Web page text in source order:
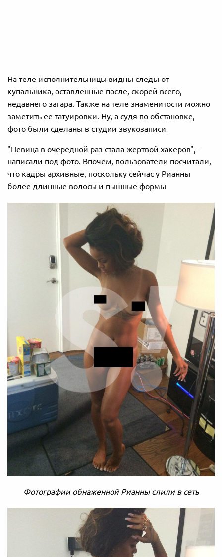
На теле исполнительницы видны следы от
купальника, оставленные после, скорей всего,
недавнего загара. Также на теле знаменитости можно
заметить ее татуировки. Ну, а судя по обстановке,
фото были сделаны в студии звукозаписи.
"Певица в очередной раз стала жертвой хакеров", -
написали под фото. Впочем, пользователи посчитали,
что кадры архивные, поскольку сейчас у Рианны
более длинные волосы и пышные формы
Фотографии обнаженной Рианны слили в сеть